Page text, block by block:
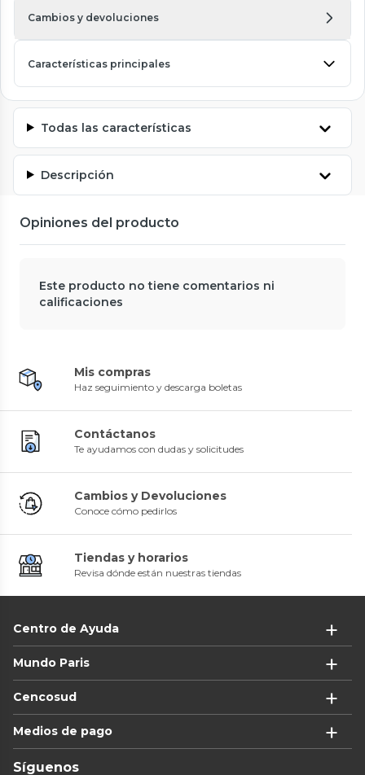
Cambios y devoluciones
Características principales
Todas las características
Descripción
Opiniones del producto
Este producto no tiene comentarios ni
calificaciones
Mis compras
Haz seguimiento y descarga boletas
Contáctanos
Te ayudamos con dudas y solicitudes
Cambios y Devoluciones
Conoce cómo pedirlos
Tiendas y horarios
Revisa dónde están nuestras tiendas
Centro de Ayuda
Mundo Paris
Cencosud
Medios de pago
Síguenos